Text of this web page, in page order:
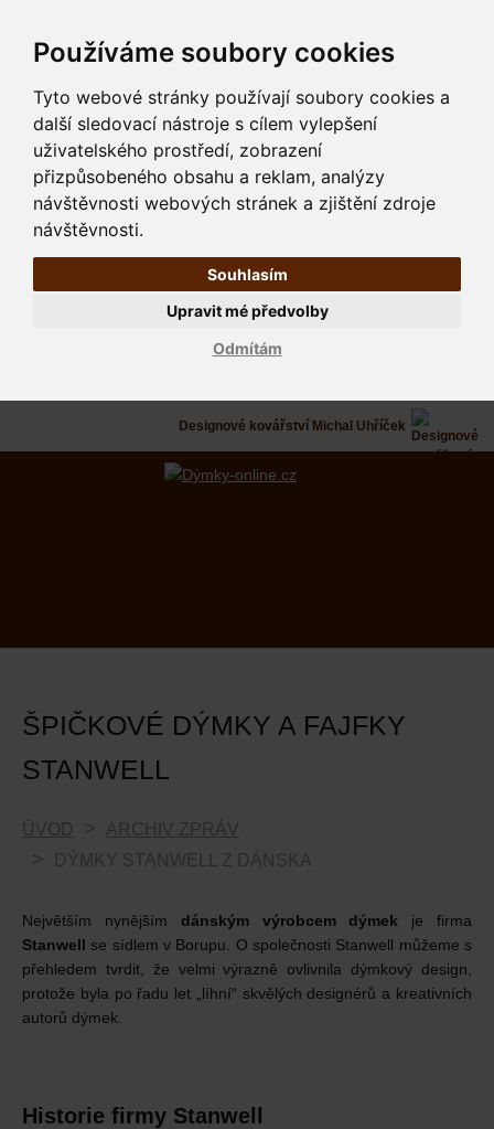
Používáme soubory cookies
Tyto webové stránky používají soubory cookies a
další sledovací nástroje s cílem vylepšení
uživatelského prostředí, zobrazení
přizpůsobeného obsahu a reklam, analýzy
návštěvnosti webových stránek a zjištění zdroje
návštěvnosti.
Souhlasím
Odmítám
Upravit mé předvolby
Designové kovářství Michal Uhříček
ŠPIČKOVÉ DÝMKY A FAJFKY
STANWELL
ÚVOD
ARCHIV ZPRÁV
DÝMKY STANWELL Z DÁNSKA
Největším nynějším dánským výrobcem dýmek je firma
Stanwellse sídlem v Borupu. O společnosti Stanwell můžeme s
přehledem tvrdit, že velmi výrazně ovlivnila dýmkový design,
protože byla po řadu let „líhní“ skvělých designérů a kreativních
autorů dýmek.
Historie firmy Stanwell